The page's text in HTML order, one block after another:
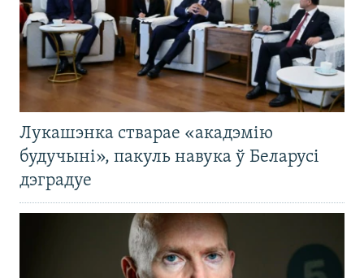
Лукашэнка стварае «акадэмію
будучыні», пакуль навука ў Беларусі
дэградуе